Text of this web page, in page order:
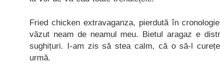
Fried chicken extravaganza, pierdută în
văzut neam de neamul meu. Bietul aragaz e
sughițuri. I-am zis să stea calm, că o să-l
urmă.